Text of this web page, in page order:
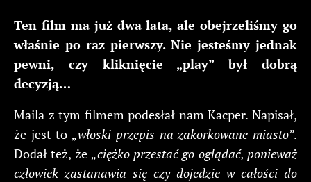
Ten film ma już dwa lata, ale obejrzeliśmy go
właśnie po raz pierwszy. Nie jesteśmy jednak
pewni, czy kliknięcie „play” był dobrą
decyzją…
Maila z tym filmem podesłał nam Kacper. Napisał,
że jest to „włoski przepis na zakorkowane miasto”.
Dodał też, że „ciężko przestać go oglądać, ponieważ
człowiek zastanawia się czy dojedzie w całości do